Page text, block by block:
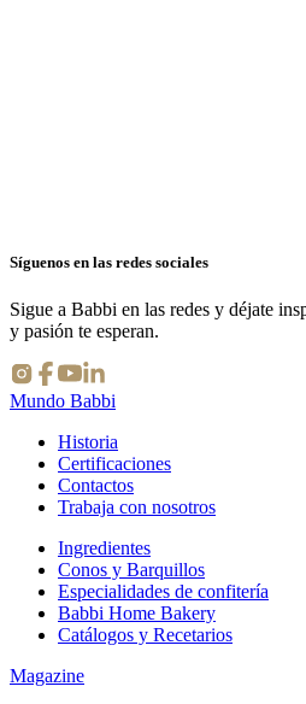
Síguenos en las redes sociales
Sigue a Babbi en las redes y déjate
y pasión te esperan.
Mundo Babbi
Historia
Certificaciones
Contactos
Trabaja con nosotros
Ingredientes
Conos y Barquillos
Especialidades de confitería
Babbi Home Bakery
Catálogos y Recetarios
Magazine